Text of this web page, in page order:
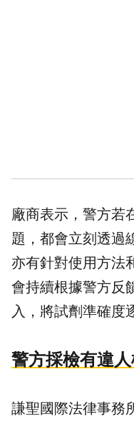
廠商表示，警方若
題，都會立刻透過
亦有針對使用方法
會持續根據警方反
入，將試劑準確度
警方採檢有違
謙聖國際法律事務